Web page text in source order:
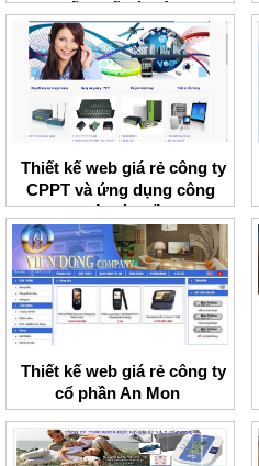
cấp y tế Hà Nội
Thiết kế web giá rẻ công ty
CPPT và ứng dụng công
nghệ toàn cầu
Thiết kế web giá rẻ công ty
cổ phần An Mon